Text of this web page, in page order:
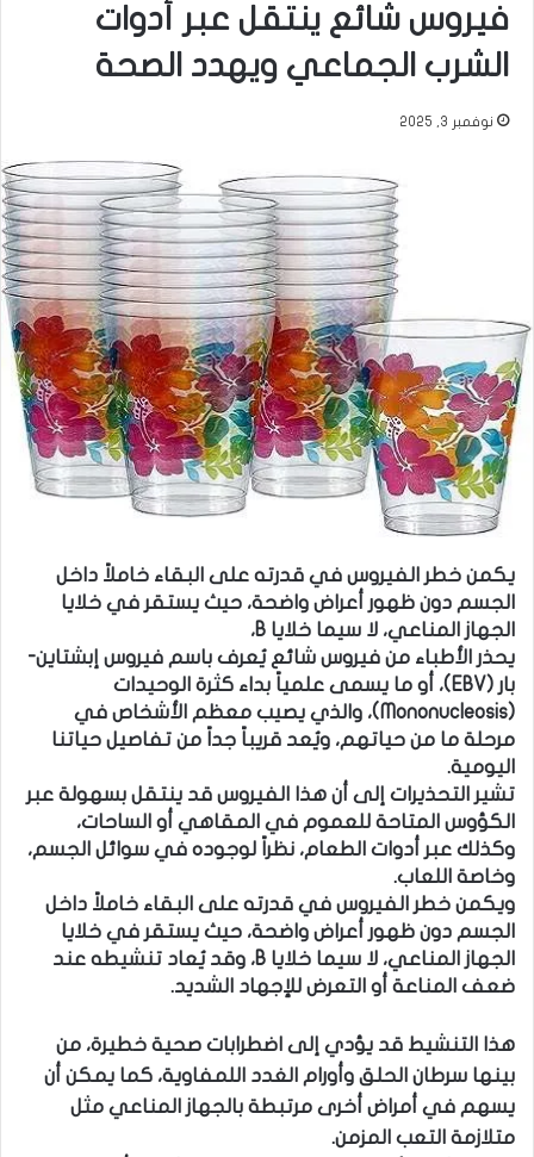
فيروس شائع ينتقل عبر أدوات
الشرب الجماعي ويهدد الصحة
نوفمبر 3, 2025
يكمن خطر الفيروس في قدرته على البقاء خاملاً داخل
الجسم دون ظهور أعراض واضحة، حيث يستقر في خلايا
الجهاز المناعي، لا سيما خلايا B،
يحذر الأطباء من فيروس شائع يُعرف باسم فيروس إبشتاين-
بار (EBV)، أو ما يسمى علمياً بداء كثرة الوحيدات
(Mononucleosis)، والذي يصيب معظم الأشخاص في
مرحلة ما من حياتهم، ويُعد قريباً جداً من تفاصيل حياتنا
اليومية.
تشير التحذيرات إلى أن هذا الفيروس قد ينتقل بسهولة عبر
الكؤوس المتاحة للعموم في المقاهي أو الساحات،
وكذلك عبر أدوات الطعام، نظراً لوجوده في سوائل الجسم،
وخاصة اللعاب.
ويكمن خطر الفيروس في قدرته على البقاء خاملاً داخل
الجسم دون ظهور أعراض واضحة، حيث يستقر في خلايا
الجهاز المناعي، لا سيما خلايا B، وقد يُعاد تنشيطه عند
ضعف المناعة أو التعرض للإجهاد الشديد.
هذا التنشيط قد يؤدي إلى اضطرابات صحية خطيرة، من
بينها سرطان الحلق وأورام الغدد اللمفاوية، كما يمكن أن
يسهم في أمراض أخرى مرتبطة بالجهاز المناعي مثل
متلازمة التعب المزمن.